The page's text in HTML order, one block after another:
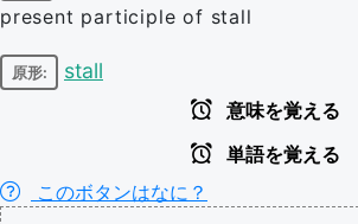
present participle of stall
原形: stall
意味を覚える
単語を覚える
このボタンはなに？